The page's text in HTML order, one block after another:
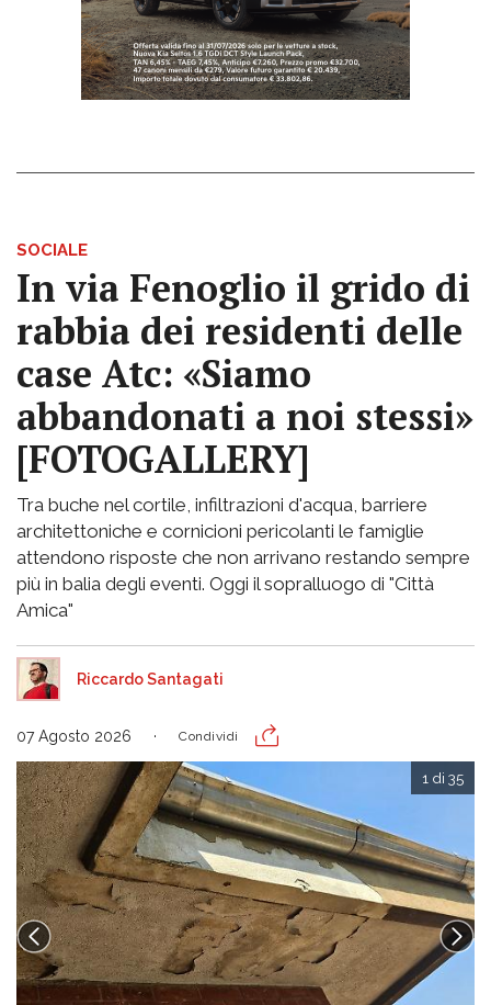
SOCIALE
In via Fenoglio il grido di
rabbia dei residenti delle
case Atc: «Siamo
abbandonati a noi stessi»
[FOTOGALLERY]
Tra buche nel cortile, infiltrazioni d'acqua, barriere
architettoniche e cornicioni pericolanti le famiglie
attendono risposte che non arrivano restando sempre
più in balia degli eventi. Oggi il sopralluogo di "Città
Amica"
Riccardo Santagati
07 Agosto 2026 Condividi
1 di 35